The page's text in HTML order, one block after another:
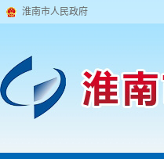
淮南市人民政府